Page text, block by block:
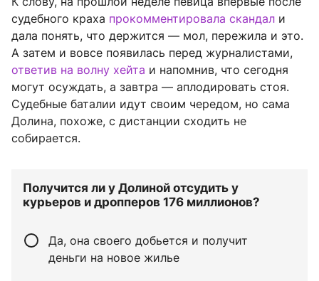
судебного краха прокомментировала скандал и
дала понять, что держится — мол, пережила и это.
А затем и вовсе появилась перед журналистами,
ответив на волну хейта и напомнив, что сегодня
могут осуждать, а завтра — аплодировать стоя.
Судебные баталии идут своим чередом, но сама
Долина, похоже, с дистанции сходить не
собирается.
Получится ли у Долиной отсудить у
курьеров и дропперов 176 миллионов?
Да, она своего добьется и получит
деньги на новое жилье